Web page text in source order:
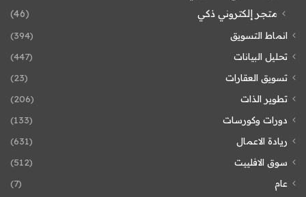
متجر إلكتروني ذكي
(46)
انماط التسويق
(394)
تحليل البيانات
(447)
تسويق العقارات
(23)
تطوير الذات
(206)
دورات وكورسات
(133)
ريادة الاعمال
(631)
سوق الافلييت
(512)
عام
(7)